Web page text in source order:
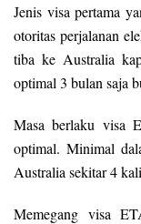
Jenis visa pertama
otoritas perjalanan
tiba ke Australia
optimal 3 bulan saja
Masa berlaku visa
optimal. Minimal
Australia sekitar 4
Memegang visa